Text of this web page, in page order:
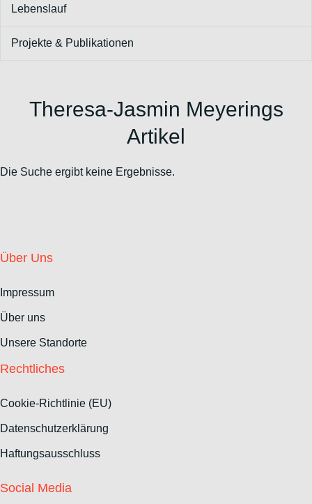
Lebenslauf
Projekte & Publikationen
Theresa-Jasmin Meyerings
Artikel
Die Suche ergibt keine Ergebnisse.
Über Uns
Impressum
Über uns
Unsere Standorte
Rechtliches
Cookie-Richtlinie (EU)
Datenschutzerklärung
Haftungsausschluss
Social Media